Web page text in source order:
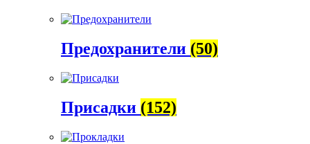
Предохранители (50)
Присадки (152)